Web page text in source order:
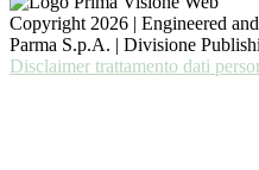
Copyright 2026 | Engineered
Parma S.p.A. | Divisione
Disclaimer trattamento dati